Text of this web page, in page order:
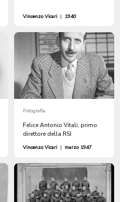
Vincenzo Vicari | 1940
Fotografia
Felice Antonio Vitali, primo
direttore della RSI
Vincenzo Vicari | marzo 1947